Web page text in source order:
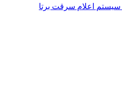
سیستم اعلام سرقت برتا